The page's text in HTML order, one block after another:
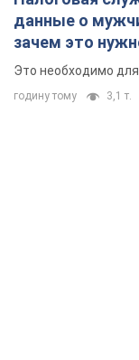
данные о
зачем это
Это необходимо
годину тому 3,1 т.